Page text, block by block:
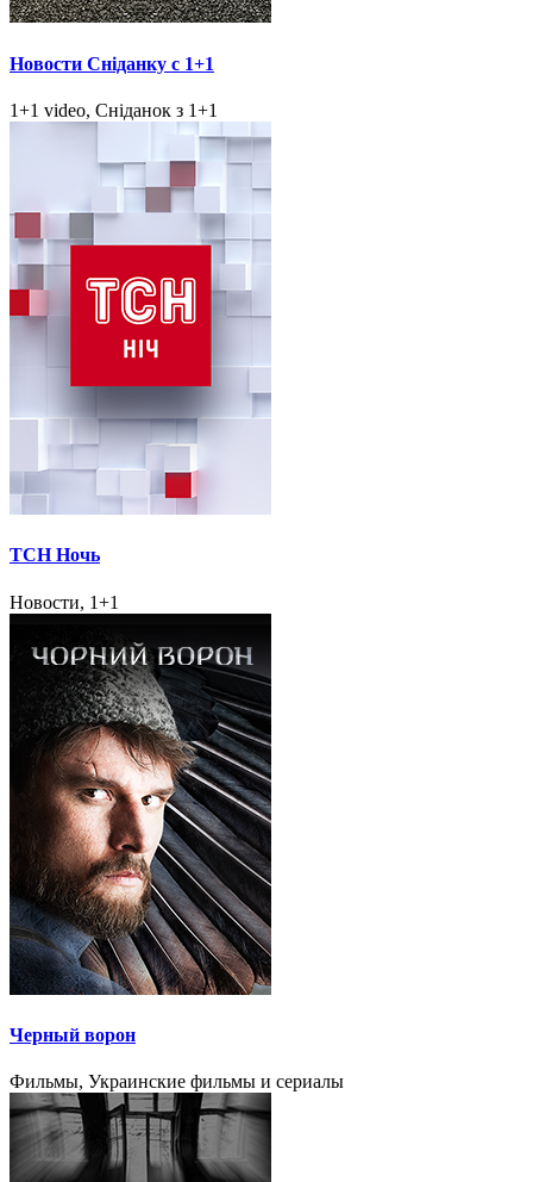
Новости Сніданку с 1+1
1+1 video, Сніданок з 1+1
ТСН Ночь
Новости, 1+1
Черный ворон
Фильмы, Украинские фильмы и сериалы